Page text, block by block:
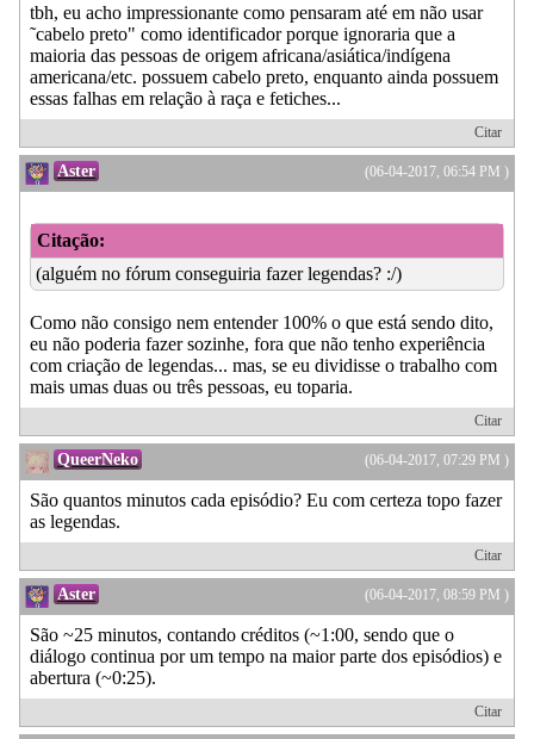
tbh, eu acho impressionante como pensaram até em não usar
˜cabelo preto" como identificador porque ignoraria que a
maioria das pessoas de origem africana/asiática/indígena
americana/etc. possuem cabelo preto, enquanto ainda possuem
essas falhas em relação à raça e fetiches...
Citar
(06-04-2017, 06:54 PM )
Aster
Citação:
(alguém no fórum conseguiria fazer legendas? :/)
Como não consigo nem entender 100% o que está sendo dito,
eu não poderia fazer sozinhe, fora que não tenho experiência
com criação de legendas... mas, se eu dividisse o trabalho com
mais umas duas ou três pessoas, eu toparia.
Citar
(06-04-2017, 07:29 PM )
QueerNeko
São quantos minutos cada episódio? Eu com certeza topo fazer
as legendas.
Citar
(06-04-2017, 08:59 PM )
Aster
São ~25 minutos, contando créditos (~1:00, sendo que o
diálogo continua por um tempo na maior parte dos episódios) e
abertura (~0:25).
Citar